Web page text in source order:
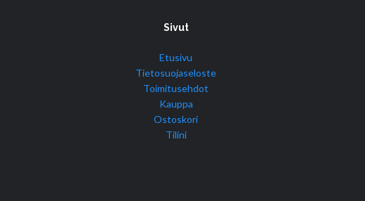
Sivut
Etusivu
Tietosuojaseloste
Toimitusehdot
Kauppa
Ostoskori
Tilini